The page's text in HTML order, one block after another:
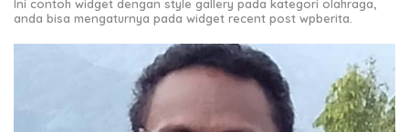
Ini contoh widget dengan style gallery pada kategori olahraga,
anda bisa mengaturnya pada widget recent post wpberita.